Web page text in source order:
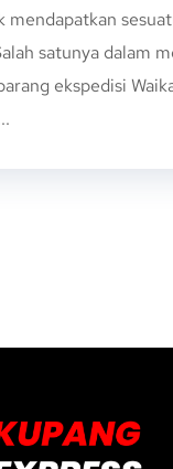
mendapatkan
satunya dalam
ekspedisi